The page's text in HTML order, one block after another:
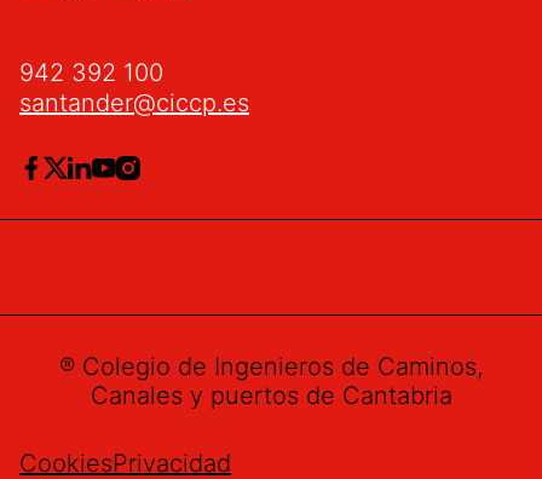
942 392 100
santander@ciccp.es
® Colegio de Ingenieros de Caminos,
Canales y puertos de Cantabria
CookiesPrivacidad